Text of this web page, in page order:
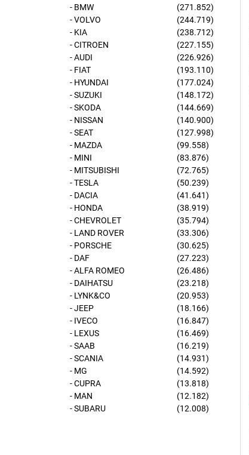
- BMW
(271.852)
- VOLVO
(244.719)
- KIA
(238.712)
- CITROEN
(227.155)
- AUDI
(226.926)
- FIAT
(193.110)
- HYUNDAI
(177.024)
- SUZUKI
(148.172)
- SKODA
(144.669)
- NISSAN
(140.900)
- SEAT
(127.998)
- MAZDA
(99.558)
- MINI
(83.876)
- MITSUBISHI
(72.765)
- TESLA
(50.239)
- DACIA
(41.641)
- HONDA
(38.919)
- CHEVROLET
(35.794)
- LAND ROVER
(33.306)
- PORSCHE
(30.625)
- DAF
(27.223)
- ALFA ROMEO
(26.486)
- DAIHATSU
(23.218)
- LYNK&CO
(20.953)
- JEEP
(18.166)
- IVECO
(16.847)
- LEXUS
(16.469)
- SAAB
(16.219)
- SCANIA
(14.931)
- MG
(14.592)
- CUPRA
(13.818)
- MAN
(12.182)
- SUBARU
(12.008)